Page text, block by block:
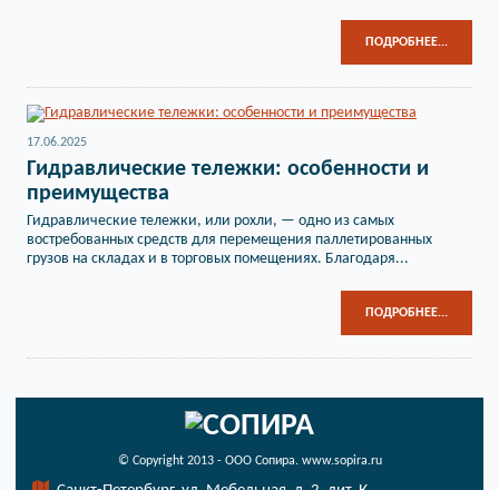
ПОДРОБНЕЕ...
17.06.2025
Гидравлические тележки: особенности и
преимущества
Гидравлические тележки, или рохли, — одно из самых
востребованных средств для перемещения паллетированных
грузов на складах и в торговых помещениях. Благодаря...
ПОДРОБНЕЕ...
© Copyright 2013 - ООО Сопира. www.sopira.ru